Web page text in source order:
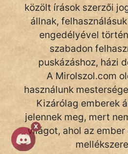
X
szegény legény
Hoffer Botond
szemfüles
közölt írások szerzői
állnak,
engedélyével
szabadon
puskázáshoz, házi
A Mirolszol.com
használunk
Kizárólag emberek
jelennek meg, mert
világot, ahol az